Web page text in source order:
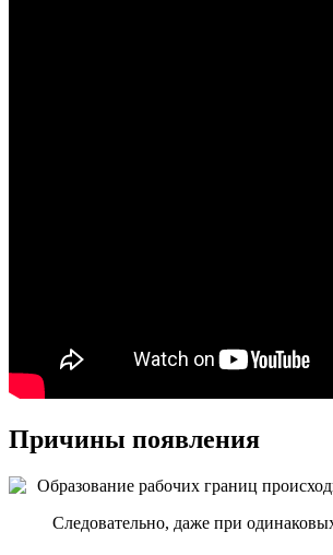
Причины появления
Образование рабочих границ
Следовательно, даже при